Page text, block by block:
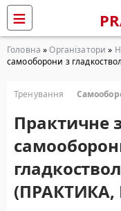
Головна »Організатори »
самооборони з
Тренування
Практичне
(ПРАКТИКА,